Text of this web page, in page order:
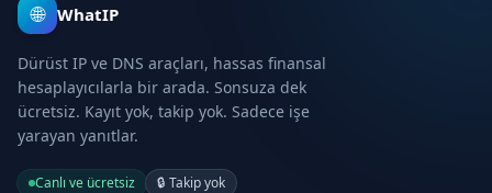
🌐 WhatIP
Dürüst IP ve DNS araçları, hassas finansal
hesaplayıcılarla bir arada. Sonsuza dek
ücretsiz. Kayıt yok, takip yok. Sadece işe
yarayan yanıtlar.
Canlı ve ücretsiz 🔒 Takip yok